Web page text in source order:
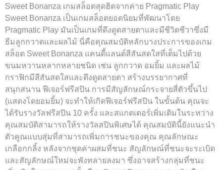
Sweet Bonanza เกมสล็อตสุดฮิตจากค่าย Pragmatic Play
Sweet Bonanza เป็นเกมสล็อตยอดนิยมที่พัฒนาโดย
Pragmatic Play มันเป็นเกมที่ดึงดูดสายตาและมีชีวิตชีวาซึ่งมี
ธีมลูกกวาดและผลไม้ นี่คือคุณสมบัติหลักบางประการของเกม
สล็อต Sweet Bonanza แคนดี้แลนด์สีสันสดใสที่เต็มไปด้วย
ขนมหวานหลากหลายชนิด เช่น ลูกกวาด อมยิ้ม และผลไม้
กราฟิกมีสีสันสดใสและดึงดูดสายตา สร้างบรรยากาศที่
สนุกสนาน ฟีเจอร์ฟรีสปิน การมีสัญลักษณ์กระจายสี่ตัวขึ้นไป
(แสดงโดยอมยิ้ม) จะทำให้เกิดฟีเจอร์ฟรีสปิน ในขั้นต้น คุณจะ
ได้รับรางวัลฟรีสปิน 10 ครั้ง และสแกตเตอร์เพิ่มเติมในระหว่าง
คุณสมบัติสามารถให้รางวัลสปินพิเศษได้ คุณสมบัตินี้ยังแนะนำ
ตัวคูณแบบสุ่มที่สามารถเพิ่มการชนะของคุณ คุณลักษณะ
เกลือกกลิ้ง หลังจากชุดค่าผสมที่ชนะ สัญลักษณ์ที่ชนะจะระเบิด
และสัญลักษณ์ใหม่จะพังทลายลงมา ซึ่งอาจสร้างกลุ่มที่ชนะ